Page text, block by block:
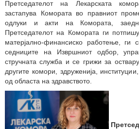
Претседателот на Лекарската
застапува Комората во правниот
одлуки и акти на Комората,
Претседателот на Комората ги
матерјално-финансиско работење, ги
седниците на Извршниот одбор,
стручната служба и се грижи за
другите комори, здруженија,
од областа на здравството.